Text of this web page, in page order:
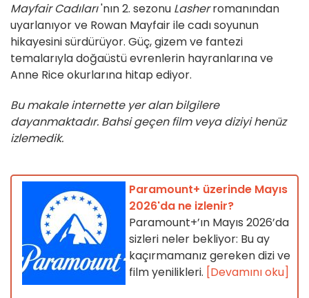
Mayfair Cadıları'nın 2. sezonu Lasherromanından
uyarlanıyor ve Rowan Mayfair ile cadı soyunun
hikayesini sürdürüyor. Güç, gizem ve fantezi
temalarıyla doğaüstü evrenlerin hayranlarına ve
Anne Rice okurlarına hitap ediyor.
Bu makale internette yer alan bilgilere
dayanmaktadır. Bahsi geçen film veya diziyi henüz
izlemedik.
Paramount+ üzerinde Mayıs
2026'da ne izlenir?
Paramount+’ın Mayıs 2026’da
sizleri neler bekliyor: Bu ay
kaçırmamanız gereken dizi ve
film yenilikleri. [Devamını oku]